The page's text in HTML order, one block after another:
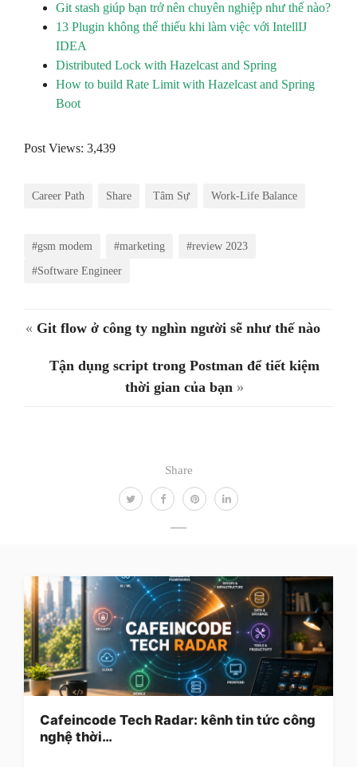
Share
Git stash giúp bạn trở nên chuyên nghiệp như thế nào?
13 Plugin không thể thiếu khi làm việc với IntellIJ
IDEA
Distributed Lock with Hazelcast and Spring
How to build Rate Limit with Hazelcast and Spring
Boot
Post Views: 3,439
Career Path Share Tâm Sự Work-Life Balance
#gsm modem #marketing
#review 2023
#Software Engineer
« Git flow ở công ty nghìn người sẽ như thế nào
Tận dụng script trong Postman để tiết kiệm
thời gian của bạn »
Cafeincode Tech Radar: kênh tin tức công
nghệ thời…